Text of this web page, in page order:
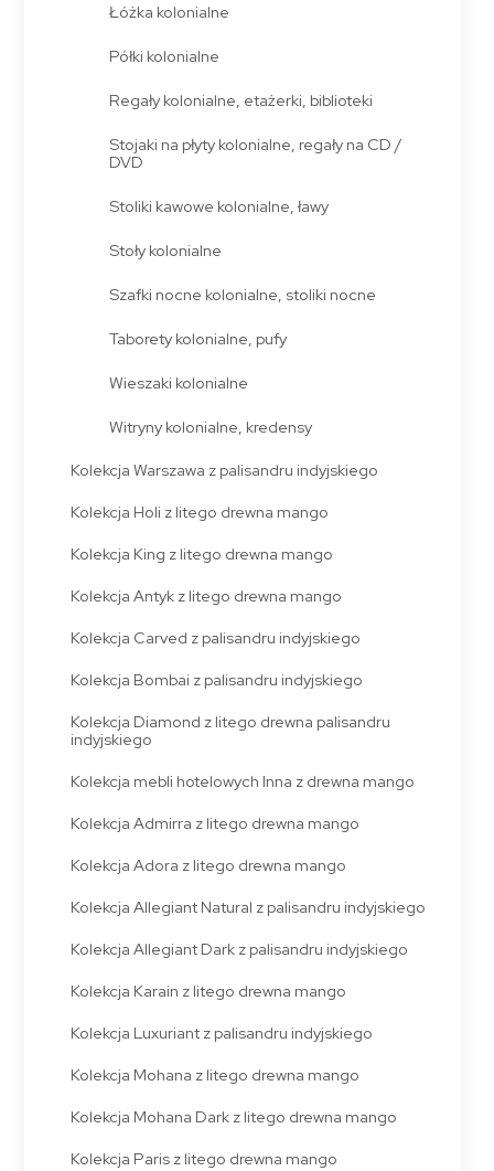
Łóżka kolonialne
Półki kolonialne
Regały kolonialne, etażerki, biblioteki
Stojaki na płyty kolonialne, regały na CD /
DVD
Stoliki kawowe kolonialne, ławy
Stoły kolonialne
Szafki nocne kolonialne, stoliki nocne
Taborety kolonialne, pufy
Wieszaki kolonialne
Witryny kolonialne, kredensy
Kolekcja Warszawa z palisandru indyjskiego
Kolekcja Holi z litego drewna mango
Kolekcja King z litego drewna mango
Kolekcja Antyk z litego drewna mango
Kolekcja Carved z palisandru indyjskiego
Kolekcja Bombai z palisandru indyjskiego
Kolekcja Diamond z litego drewna palisandru
indyjskiego
Kolekcja mebli hotelowych Inna z drewna mango
Kolekcja Admirra z litego drewna mango
Kolekcja Adora z litego drewna mango
Kolekcja Allegiant Natural z palisandru indyjskiego
Kolekcja Allegiant Dark z palisandru indyjskiego
Kolekcja Karain z litego drewna mango
Kolekcja Luxuriant z palisandru indyjskiego
Kolekcja Mohana z litego drewna mango
Kolekcja Mohana Dark z litego drewna mango
Kolekcja Paris z litego drewna mango